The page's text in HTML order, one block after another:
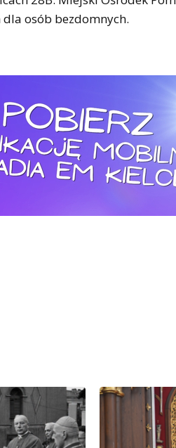
osób bezdomnych.